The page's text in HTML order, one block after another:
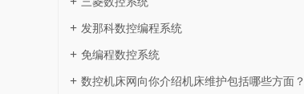
发那科数控编程系统
免编程数控系统
数控机床网向你介绍机床维护包括哪些方面？